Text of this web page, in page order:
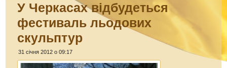
У Черкасах відбудеться
фестиваль льодових
скульптур
31 січня 2012 о 09:17